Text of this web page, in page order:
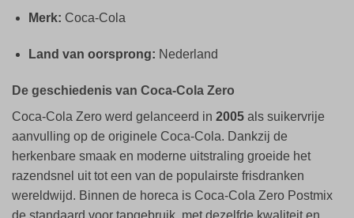
Merk: Coca-Cola
Land van oorsprong: Nederland
De geschiedenis van Coca-Cola Zero
Coca-Cola Zero werd gelanceerd in 2005 als suikervrije
aanvulling op de originele Coca-Cola. Dankzij de
herkenbare smaak en moderne uitstraling groeide het
razendsnel uit tot een van de populairste frisdranken
wereldwijd. Binnen de horeca is Coca-Cola Zero Postmix
de standaard voor tapgebruik, met dezelfde kwaliteit en